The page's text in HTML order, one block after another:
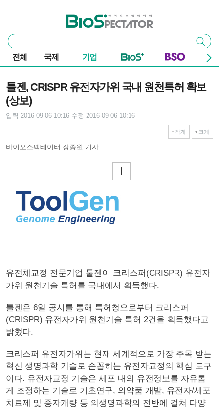
바이오스펙테이터
통
합
검
색
검색
전체 국제 기업
툴젠, CRISPR 유전자가위 국내 원천특허 확보
(상보)
입력 2016-09-06 10:16 수정 2016-09-06 10:16
작게 크게
바이오스펙테이터 장종원 기자
유전체교정 전문기업 툴젠이 크리스퍼(CRISPR) 유전자
가위 원천기술 특허를 국내에서 획득했다.
툴젠은 6일 공시를 통해 특허청으로부터 크리스퍼
(CRISPR) 유전자가위 원천기술 특허 2건을 획득했다고
밝혔다.
크리스퍼 유전자가위는 현재 세계적으로 가장 주목 받는
혁신 생명과학 기술로 손꼽히는 유전자교정의 핵심 도구
이다. 유전자교정 기술은 세포 내의 유전정보를 자유롭
게 조정하는 기술로 기초연구, 의약품 개발, 유전자/세포
치료제 및 종자개량 등 의생명과학의 전반에 걸쳐 다양